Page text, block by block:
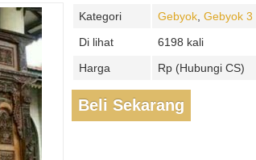
Kategori Gebyok ,Gebyok 3
Di lihat
6198 kali
Harga
Rp (Hubungi CS)
Beli Sekarang